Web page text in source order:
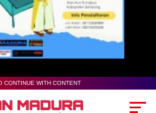
CONTINUE WITH CONTENT